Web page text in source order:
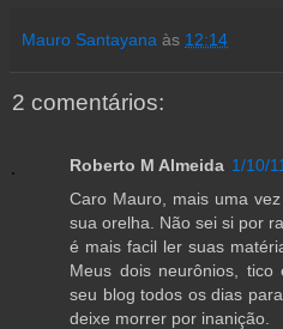
Mauro Santayana às 12:14
2 comentários:
Roberto M Almeida 1/10/
Caro Mauro, mais uma
sua orelha. Não sei si por
é mais facil ler suas
Meus dois neurônios,
seu blog todos os dias
deixe morrer por inanição.